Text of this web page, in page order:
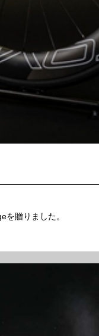
贈りました。